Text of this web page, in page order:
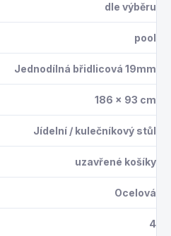
dle výběru
pool
Jednodílná břidlicová 19mm
186 x 93 cm
Jídelní / kulečníkový stůl
uzavřené košíky
Ocelová
4